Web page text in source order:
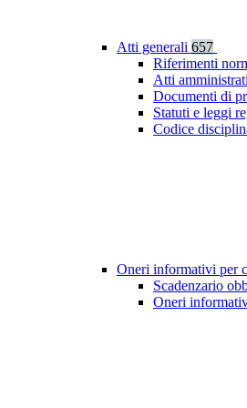
Atti generali 657
Riferimenti
Atti
Documenti di
Statuti e leggi
Codice
Oneri informativi per
Scadenzario
Oneri